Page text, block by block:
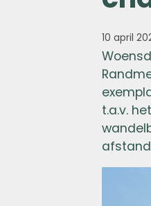
10 april
t.a.v.